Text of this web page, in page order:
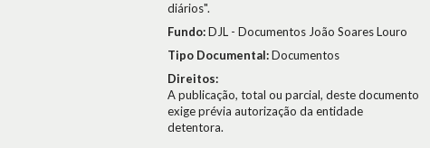
diários".
Fundo:DJL - Documentos João Soares Louro
Tipo Documental:Documentos
Direitos:
A publicação, total ou parcial, deste documento
exige prévia autorização da entidade
detentora.